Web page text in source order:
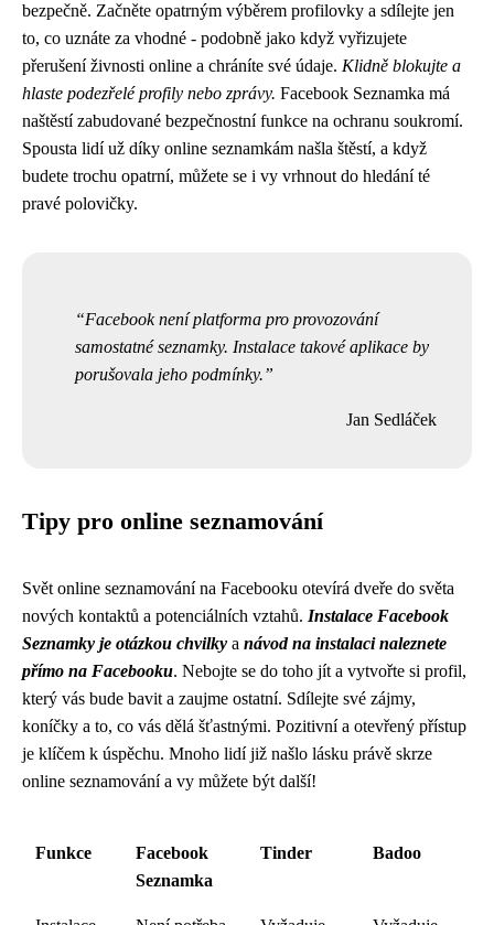
bezpečně. Začněte opatrným výběrem profilovky a sdílejte jen
to, co uznáte za vhodné - podobně jako když vyřizujete
přerušení živnosti online a chráníte své údaje. Klidně blokujte a
hlaste podezřelé profily nebo zprávy. Facebook Seznamka má
naštěstí zabudované bezpečnostní funkce na ochranu soukromí.
Spousta lidí už díky online seznamkám našla štěstí, a když
budete trochu opatrní, můžete se i vy vrhnout do hledání té
pravé polovičky.
Facebook není platforma pro provozování
samostatné seznamky. Instalace takové aplikace by
porušovala jeho podmínky.
Jan Sedláček
Tipy pro online seznamování
Svět online seznamování na Facebooku otevírá dveře do světa
nových kontaktů a potenciálních vztahů. Instalace Facebook
Seznamky je otázkou chvilky a návod na instalaci naleznete
přímo na Facebooku. Nebojte se do toho jít a vytvořte si profil,
který vás bude bavit a zaujme ostatní. Sdílejte své zájmy,
koníčky a to, co vás dělá šťastnými. Pozitivní a otevřený přístup
je klíčem k úspěchu. Mnoho lidí již našlo lásku právě skrze
online seznamování a vy můžete být další!
Funkce
Facebook
Seznamka
Tinder Badoo